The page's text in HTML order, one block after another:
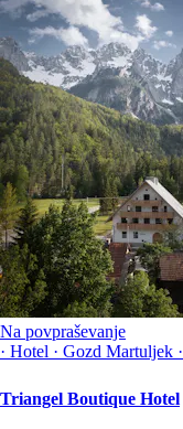
Na povpraševanje
· Hotel · Gozd Martuljek ·
Triangel Boutique Hotel